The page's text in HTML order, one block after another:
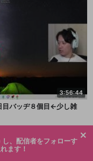
3:56:44
目バッヂ８個目←少し雑
、配信者をフォローす
ます！